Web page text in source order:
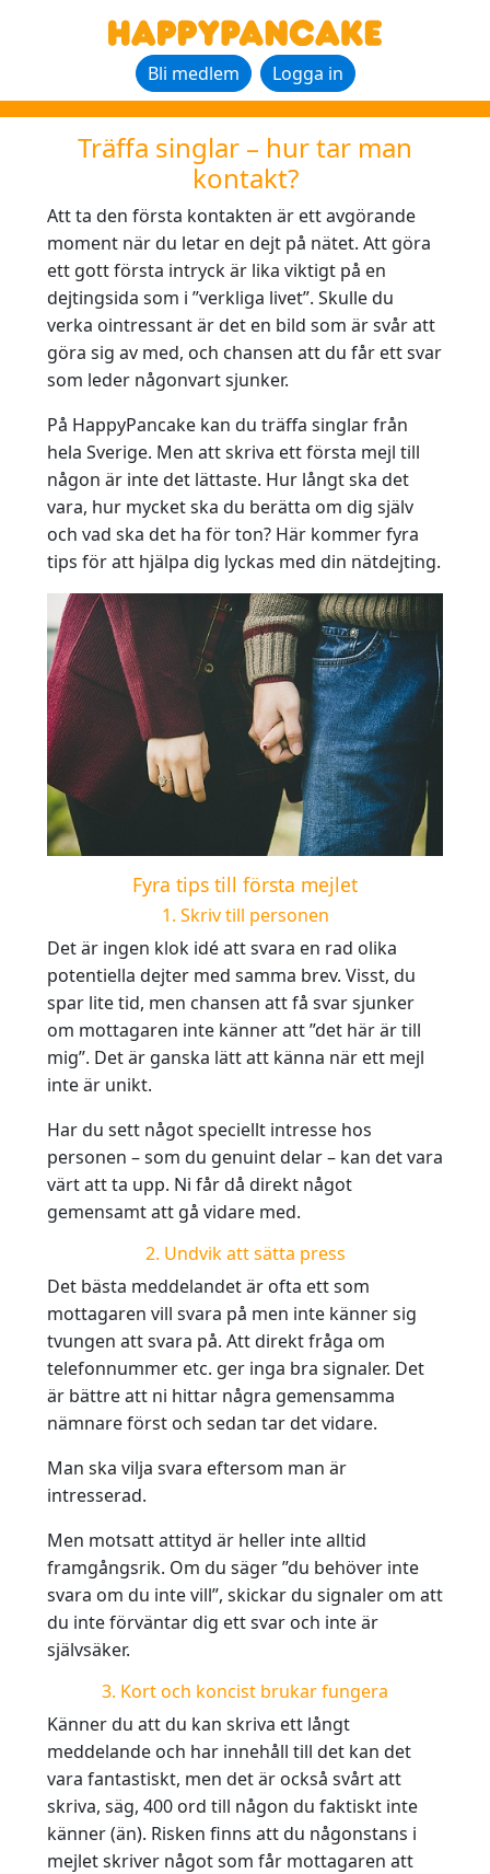
Bli medlem Logga in
Träffa singlar – hur tar man
kontakt?
Att ta den första kontakten är ett avgörande
moment när du letar en dejt på nätet. Att göra
ett gott första intryck är lika viktigt på en
dejtingsida som i ”verkliga livet”. Skulle du
verka ointressant är det en bild som är svår att
göra sig av med, och chansen att du får ett svar
som leder någonvart sjunker.
På HappyPancake kan du träffa singlar från
hela Sverige. Men att skriva ett första mejl till
någon är inte det lättaste. Hur långt ska det
vara, hur mycket ska du berätta om dig själv
och vad ska det ha för ton? Här kommer fyra
tips för att hjälpa dig lyckas med din nätdejting.
Fyra tips till första mejlet
1. Skriv till personen
Det är ingen klok idé att svara en rad olika
potentiella dejter med samma brev. Visst, du
spar lite tid, men chansen att få svar sjunker
om mottagaren inte känner att ”det här är till
mig”. Det är ganska lätt att känna när ett mejl
inte är unikt.
Har du sett något speciellt intresse hos
personen – som du genuint delar – kan det vara
värt att ta upp. Ni får då direkt något
gemensamt att gå vidare med.
2. Undvik att sätta press
Det bästa meddelandet är ofta ett som
mottagaren vill svara på men inte känner sig
tvungen att svara på. Att direkt fråga om
telefonnummer etc. ger inga bra signaler. Det
är bättre att ni hittar några gemensamma
nämnare först och sedan tar det vidare.
Man ska vilja svara eftersom man är
intresserad.
Men motsatt attityd är heller inte alltid
framgångsrik. Om du säger ”du behöver inte
svara om du inte vill”, skickar du signaler om att
du inte förväntar dig ett svar och inte är
självsäker.
3. Kort och koncist brukar fungera
Känner du att du kan skriva ett långt
meddelande och har innehåll till det kan det
vara fantastiskt, men det är också svårt att
skriva, säg, 400 ord till någon du faktiskt inte
känner (än). Risken finns att du någonstans i
mejlet skriver något som får mottagaren att